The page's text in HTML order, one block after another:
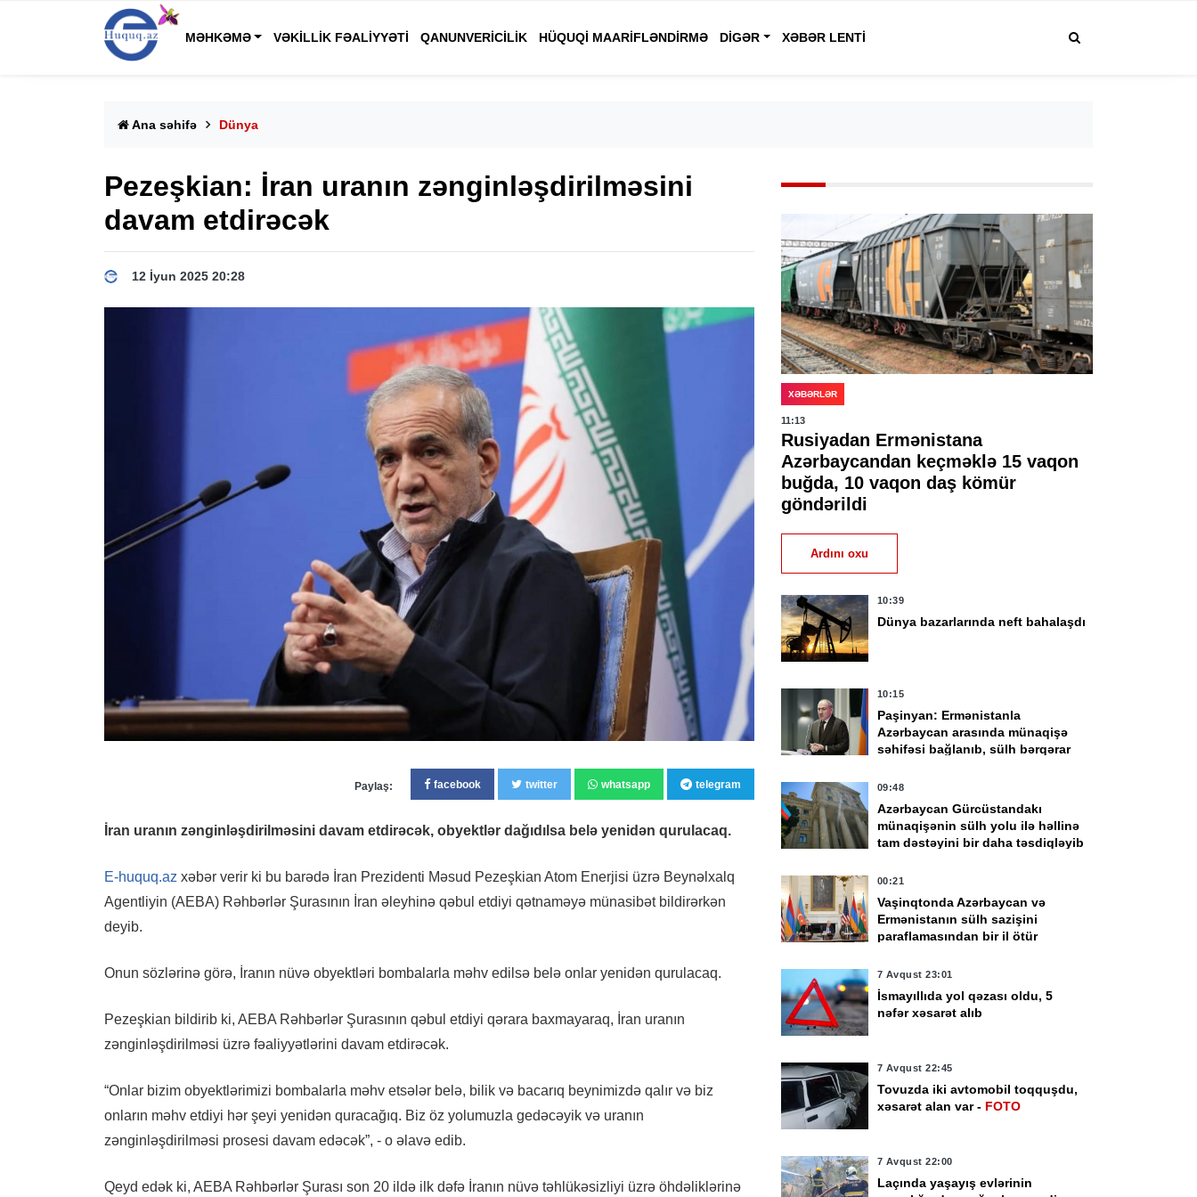
MƏHKƏMƏ VƏKILLIK FƏALIYYƏTI QANUNVERICILIK HÜQUQI MAARIFLƏNDIRMƏ DIGƏR XƏBƏR LENTI
Ana səhifə Dünya
Pezeşkian: İran uranın zənginləşdirilməsini
davam etdirəcək
12 İyun 2025 20:28
Paylaş: facebook twitter whatsapp telegram
İran uranın zənginləşdirilməsini davam etdirəcək, obyektlər dağıdılsa belə yenidən qurulacaq.
E-huquq.az xəbər verir ki bu barədə İran Prezidenti Məsud Pezeşkian Atom Enerjisi üzrə Beynəlxalq
Agentliyin (AEBA) Rəhbərlər Şurasının İran əleyhinə qəbul etdiyi qətnaməyə münasibət bildirərkən
deyib.
Onun sözlərinə görə, İranın nüvə obyektləri bombalarla məhv edilsə belə onlar yenidən qurulacaq.
Pezeşkian bildirib ki, AEBA Rəhbərlər Şurasının qəbul etdiyi qərara baxmayaraq, İran uranın
zənginləşdirilməsi üzrə fəaliyyətlərini davam etdirəcək.
“Onlar bizim obyektlərimizi bombalarla məhv etsələr belə, bilik və bacarıq beynimizdə qalır və biz
onların məhv etdiyi hər şeyi yenidən quracağıq. Biz öz yolumuzla gedəcəyik və uranın
zənginləşdirilməsi prosesi davam edəcək”, - o əlavə edib.
Qeyd edək ki, AEBA Rəhbərlər Şurası son 20 ildə ilk dəfə İranın nüvə təhlükəsizliyi üzrə öhdəliklərinə
XƏBƏRLƏR
11:13
Rusiyadan Ermənistana
Azərbaycandan keçməklə 15 vaqon
buğda, 10 vaqon daş kömür
göndərildi
Ardını oxu
10:39
Dünya bazarlarında neft bahalaşdı
10:15
Paşinyan: Ermənistanla
Azərbaycan arasında münaqişə
səhifəsi bağlanıb, sülh bərqərar
09:48
Azərbaycan Gürcüstandakı
münaqişənin sülh yolu ilə həllinə
tam dəstəyini bir daha təsdiqləyib
00:21
Vaşinqtonda Azərbaycan və
Ermənistanın sülh sazişini
paraflamasından bir il ötür
7 Avqust 23:01
İsmayıllıda yol qəzası oldu, 5
nəfər xəsarət alıb
7 Avqust 22:45
Tovuzda iki avtomobil toqquşdu,
xəsarət alan var - FOTO
7 Avqust 22:00
Laçında yaşayış evlərinin